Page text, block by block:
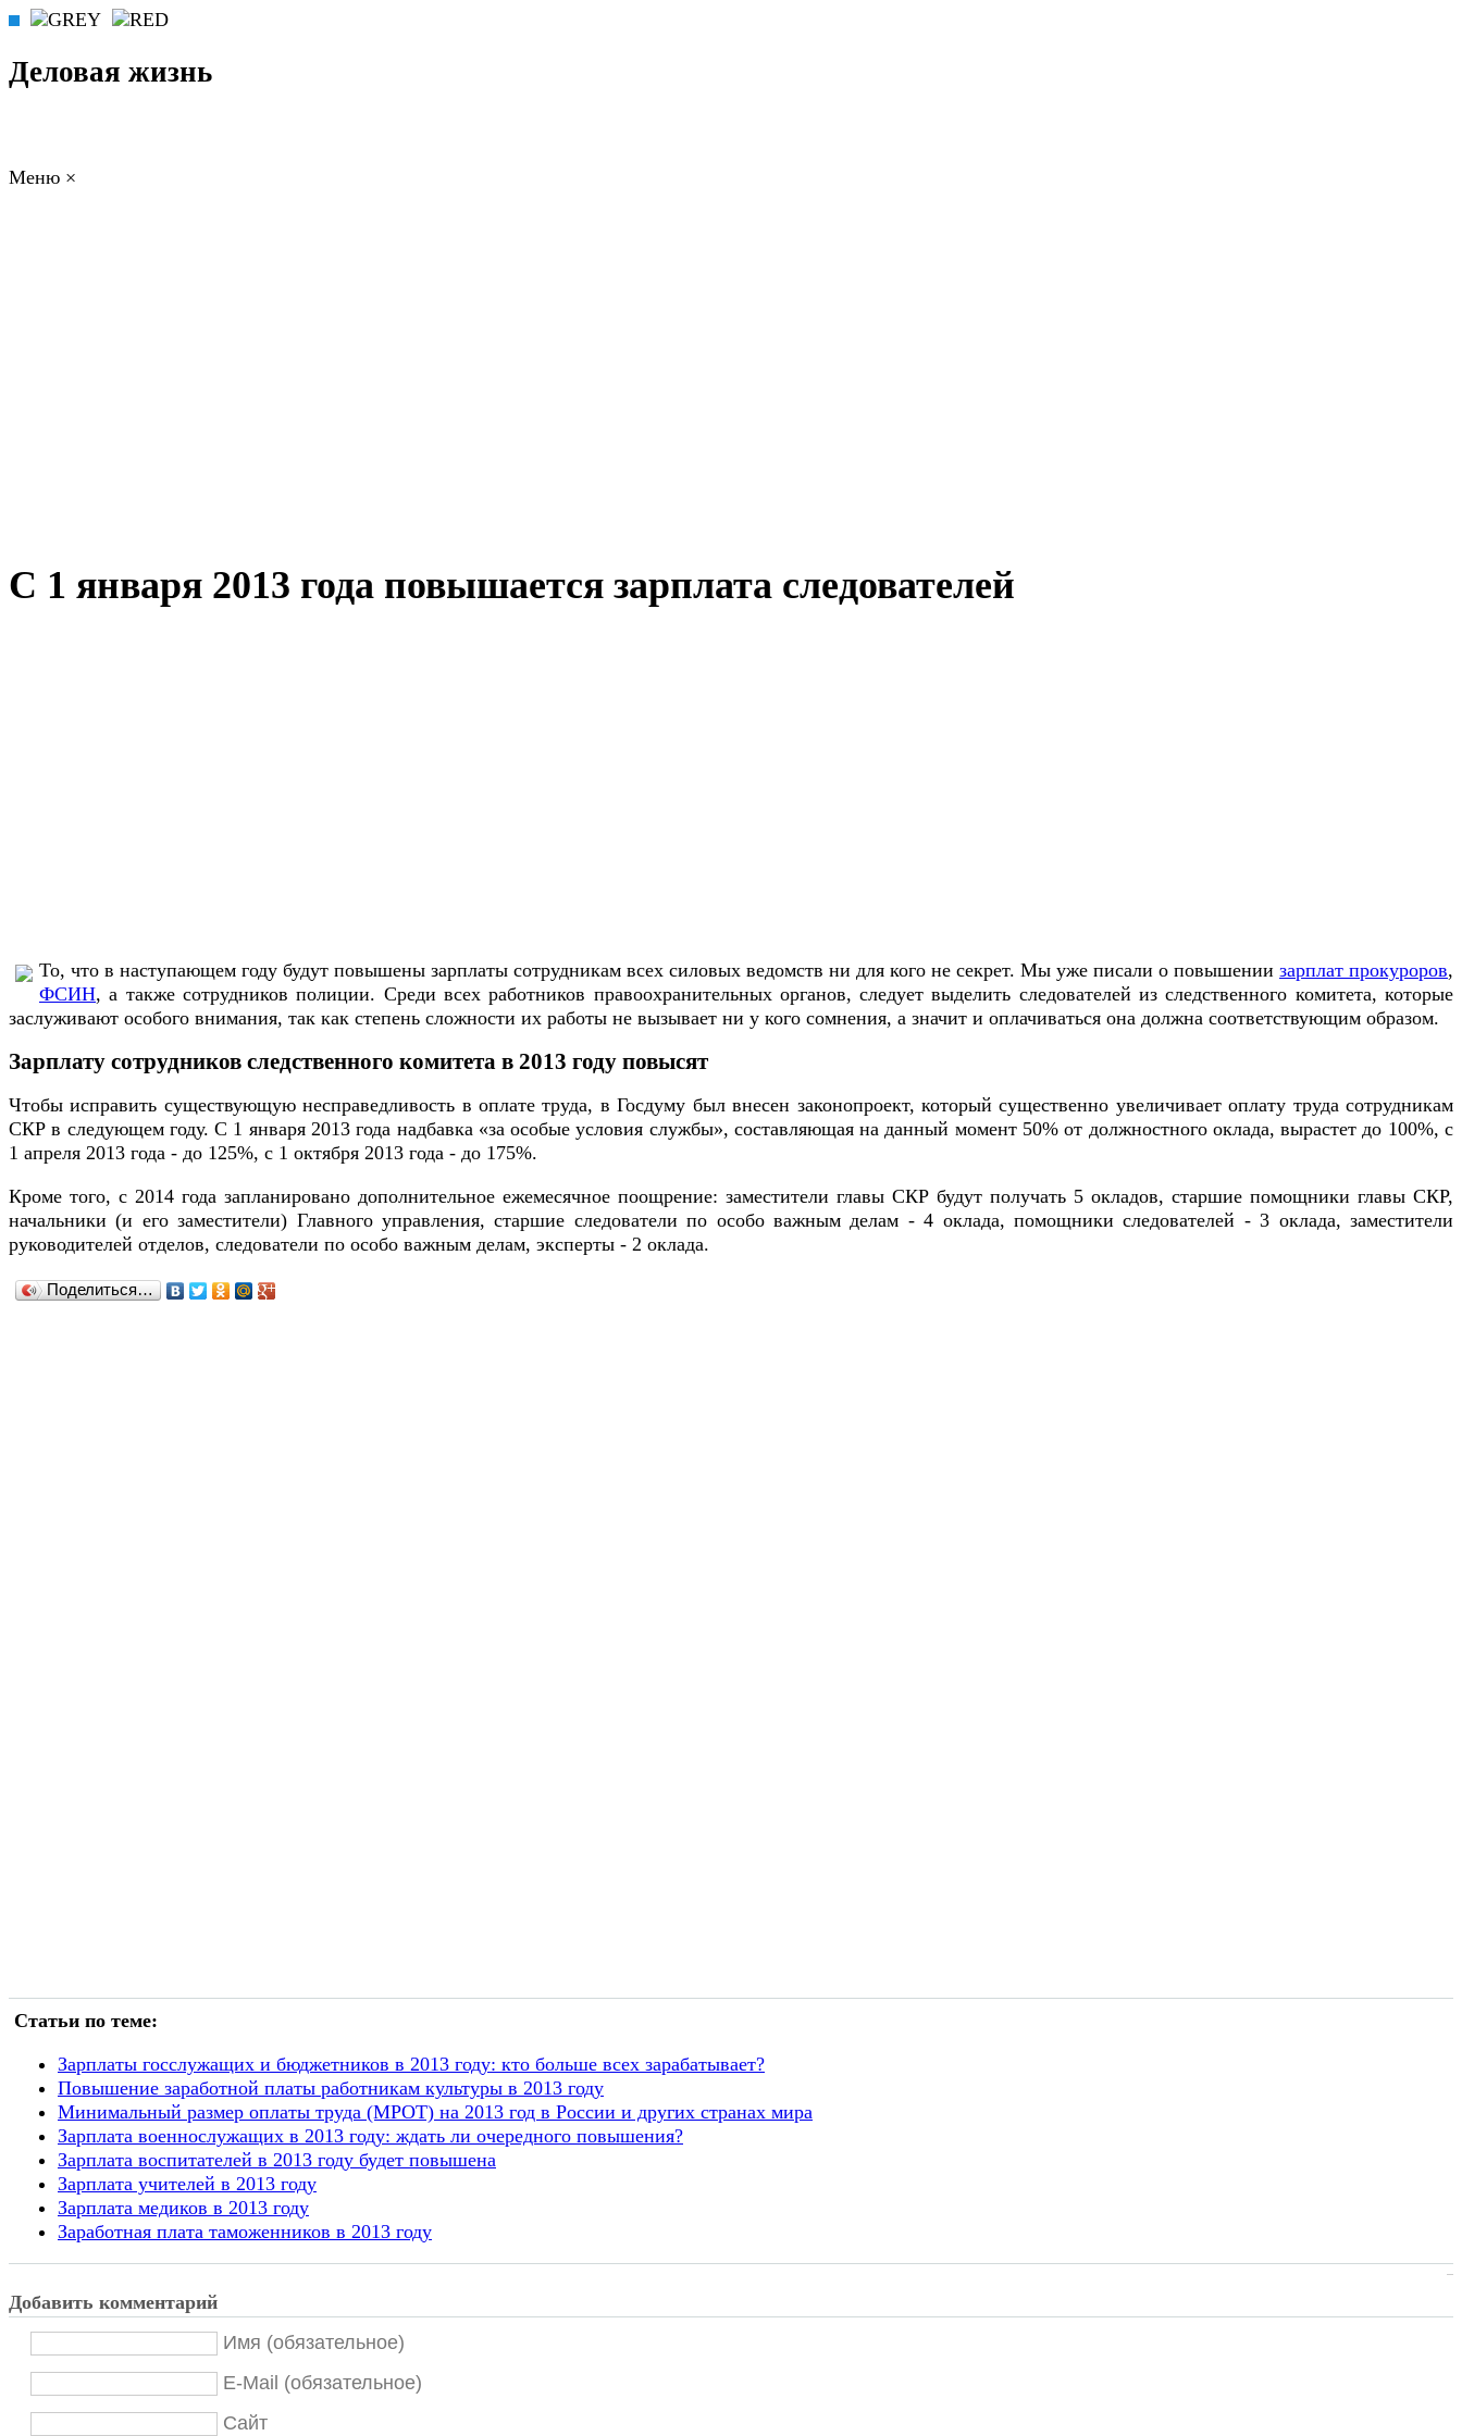
Деловая жизнь
Меню ×
C 1 января 2013 года повышается зарплата следователей
То, что в наступающем году будут повышены зарплаты сотрудникам всех силовых ведомств ни для кого не секрет. Мы уже писали о повышении зарплат прокуроров,
ФСИН, а также сотрудников полиции. Среди всех работников правоохранительных органов, следует выделить следователей из следственного комитета, которые
заслуживают особого внимания, так как степень сложности их работы не вызывает ни у кого сомнения, а значит и оплачиваться она должна соответствующим образом.
Зарплату сотрудников следственного комитета в 2013 году повысят
Чтобы исправить существующую несправедливость в оплате труда, в Госдуму был внесен законопроект, который существенно увеличивает оплату труда сотрудникам
СКР в следующем году. С 1 января 2013 года надбавка «за особые условия службы», составляющая на данный момент 50% от должностного оклада, вырастет до 100%, с
1 апреля 2013 года - до 125%, с 1 октября 2013 года - до 175%.
Кроме того, с 2014 года запланировано дополнительное ежемесячное поощрение: заместители главы СКР будут получать 5 окладов, старшие помощники главы СКР,
начальники (и его заместители) Главного управления, старшие следователи по особо важным делам - 4 оклада, помощники следователей - 3 оклада, заместители
руководителей отделов, следователи по особо важным делам, эксперты - 2 оклада.
Поделиться…
Статьи по теме:
Зарплаты госслужащих и бюджетников в 2013 году: кто больше всех зарабатывает?
Повышение заработной платы работникам культуры в 2013 году
Минимальный размер оплаты труда (МРОТ) на 2013 год в России и других странах мира
Зарплата военнослужащих в 2013 году: ждать ли очередного повышения?
Зарплата воспитателей в 2013 году будет повышена
Зарплата учителей в 2013 году
Зарплата медиков в 2013 году
Заработная плата таможенников в 2013 году
Добавить комментарий
Имя (обязательное)
E-Mail (обязательное)
Сайт